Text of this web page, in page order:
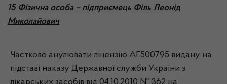
15 Фізична особа – підприємець Філь Леонід
Миколайович
Частково анулювати ліцензію АГ500795 видану на
підставі наказу Державної служби України з